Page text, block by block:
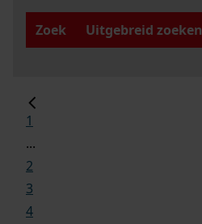
Zoek
Uitgebreid zoeken
1
...
2
3
4